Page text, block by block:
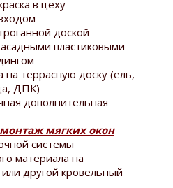
в цеху
доской
пластиковыми
на террасную доску (ель,
ДПК)
дополнительная
мягких окон
системы
материала на
другой кровельный